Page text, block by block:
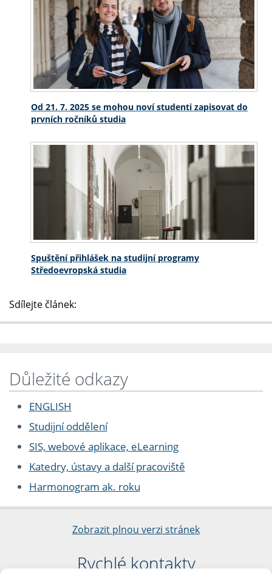
Od 21. 7. 2025 se mohou noví studenti zapisovat do
prvních ročníků studia
Spuštění přihlášek na studijní programy
Středoevropská studia
Sdílejte článek:
Důležité odkazy
ENGLISH
Studijní oddělení
SIS, webové aplikace, eLearning
Katedry, ústavy a další pracoviště
Harmonogram ak. roku
Zobrazit plnou verzi stránek
Rychlé kontakty